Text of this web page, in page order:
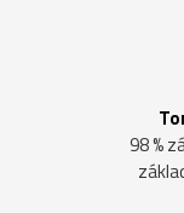
98 %